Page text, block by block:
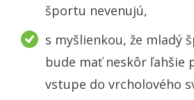
športu nevenujú,
s myšlienkou, že mladý
bude mať neskôr ľahšie
vstupe do vrcholového